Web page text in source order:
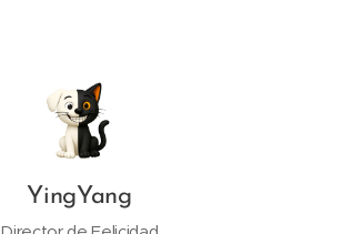
YingYang